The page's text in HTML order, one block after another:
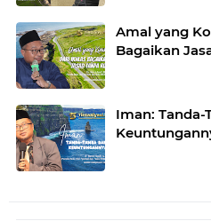
Amal yang
Bagaikan
Iman: Tanda-